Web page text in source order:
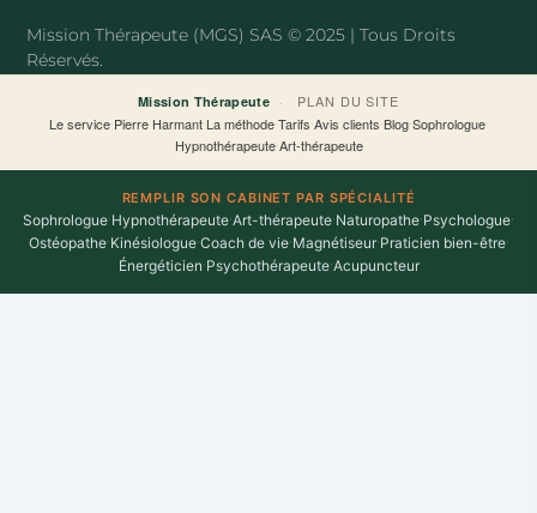
k
-
Mission Thérapeute (MGS) SAS © 2025 | Tous Droits
Réservés.
Mission Thérapeute ·
PLAN DU SITE
Le service·Pierre Harmant·La méthode·Tarifs·Avis clients·Blog·Sophrologue·
Hypnothérapeute·Art-thérapeute
REMPLIR SON CABINET PAR SPÉCIALITÉ
Sophrologue·Hypnothérapeute·Art-thérapeute·Naturopathe·Psychologue·
Ostéopathe·Kinésiologue·Coach de vie·Magnétiseur·Praticien bien-être·
Énergéticien·Psychothérapeute·Acupuncteur